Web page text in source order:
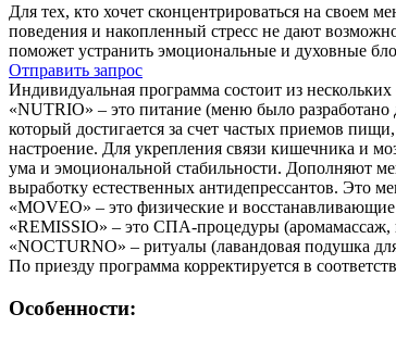
Для тех, кто хочет сконцентрироваться на своем
поведения и накопленный стресс не дают
поможет устранить эмоциональные и духовные
Отправить запрос
Индивидуальная программа состоит из нескольких
«NUTRIO» – это питание (меню было разработано
который достигается за счет частых приемов
настроение. Для укрепления связи кишечника и
ума и эмоциональной стабильности. Дополняют
выработку естественных антидепрессантов. Это
«MOVEO» – это физические и
«REMISSIO» – это СПА-процедуры (аромамассаж,
«NOCTURNO» – ритуалы (лавандовая подушка
По приезду программа корректируется в
Особенности: